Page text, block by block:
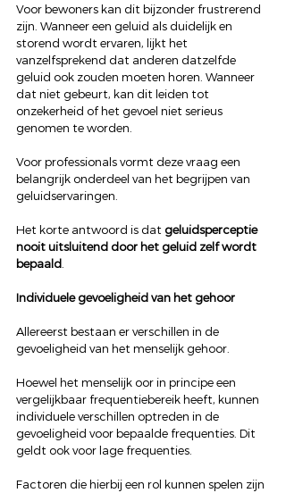
Voor bewoners kan dit bijzonder frustrerend
zijn. Wanneer een geluid als duidelijk en
storend wordt ervaren, lijkt het
vanzelfsprekend dat anderen datzelfde
geluid ook zouden moeten horen. Wanneer
dat niet gebeurt, kan dit leiden tot
onzekerheid of het gevoel niet serieus
genomen te worden.
Voor professionals vormt deze vraag een
belangrijk onderdeel van het begrijpen van
geluidservaringen.
Het korte antwoord is dat geluidsperceptie
nooit uitsluitend door het geluid zelf wordt
bepaald
Individuele gevoeligheid van het gehoor
Allereerst bestaan er verschillen in de
gevoeligheid van het menselijk gehoor.
Hoewel het menselijk oor in principe een
vergelijkbaar frequentiebereik heeft, kunnen
individuele verschillen optreden in de
gevoeligheid voor bepaalde frequenties. Dit
geldt ook voor lage frequenties.
Factoren die hierbij een rol kunnen spelen zijn